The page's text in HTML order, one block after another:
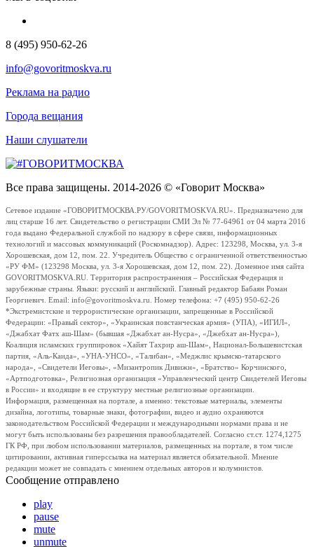
8 (495) 950-62-26
info@govoritmoskva.ru
Реклама на радио
Города вещания
Наши слушатели
Все права защищены. 2014-2026 © «Говорит Москва»
Сетевое издание «ГОВОРИТМОСКВА.РУ/GOVORITMOSKVA.RU». Предназначено для
лиц старше 16 лет. Свидетельство о регистрации СМИ Эл № 77-64961 от 04 марта 2016
года выдано Федеральной службой по надзору в сфере связи, информационных
технологий и массовых коммуникаций (Роскомнадзор). Адрес: 123298, Москва, ул. 3-я
Хорошевская, дом 12, пом. 22. Учредитель Общество с ограниченной ответственностью
«РУ ФМ» (123298 Москва, ул. 3-я Хорошевская, дом 12, пом. 22). Доменное имя сайта
GOVORITMOSKVA.RU. Территория распространения – Российская Федерация и
зарубежные страны. Языки: русский и английский. Главный редактор Бабаян Роман
Георгиевич. Email: info@govoritmoskva.ru. Номер телефона: +7 (495) 950-62-26
*Экстремистские и террористические организации, запрещенные в Российской
Федерации: «Правый сектор», «Украинская повстанческая армия» (УПА), «ИГИЛ»,
«Джабхат Фатх аш-Шам» (бывшая «Джабхат ан-Нусра», «Джебхат ан-Нусра»),
Коалиция исламских группировок «Хайят Тахрир аш-Шам», Национал-Большевистская
партия, «Аль-Каида», «УНА-УНСО», «Талибан», «Меджлис крымско-татарского
народа», «Свидетели Иеговы», «Мизантропик Дивижн», «Братство» Корчинского,
«Артподготовка», Религиозная организация «Управленческий центр Свидетелей Иеговы
в России» и входящие в ее структуру местные религиозные организации.
Информация, размещенная на портале, а именно: текстовые материалы, элементы
дизайна, логотипы, товарные знаки, фотографии, видео и аудио охраняются
законодательством Российской Федерации и международными нормами права и не
могут быть использованы без разрешения правообладателей. Согласно ст.ст. 1274,1275
ГК РФ, при любом использовании материалов, размещенных на портале, в том числе
цитировании, активная гиперссылка на материал является обязательной. Мнение
редакции может не совпадать с мнением отдельных авторов и колумнистов.
Сообщение отправлено
play
pause
mute
unmute